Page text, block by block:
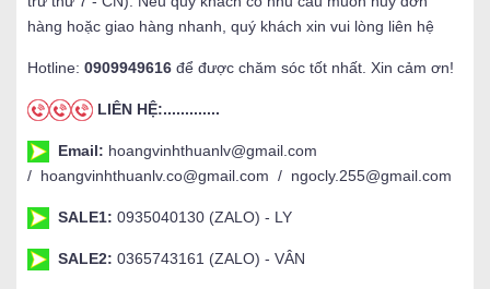
hàng hoặc giao hàng nhanh, quý khách xin vui lòng liên hệ
Hotline: 0909949616 để được chăm sóc tốt nhất. Xin cảm ơn!
LIÊN HỆ:.............
Email: hoangvinhthuanlv@gmail.com
/ hoangvinhthuanlv.co@gmail.com / ngocly.255@gmail.com
SALE1: 0935040130 (ZALO) - LY
SALE2: 0365743161 (ZALO) - VÂN